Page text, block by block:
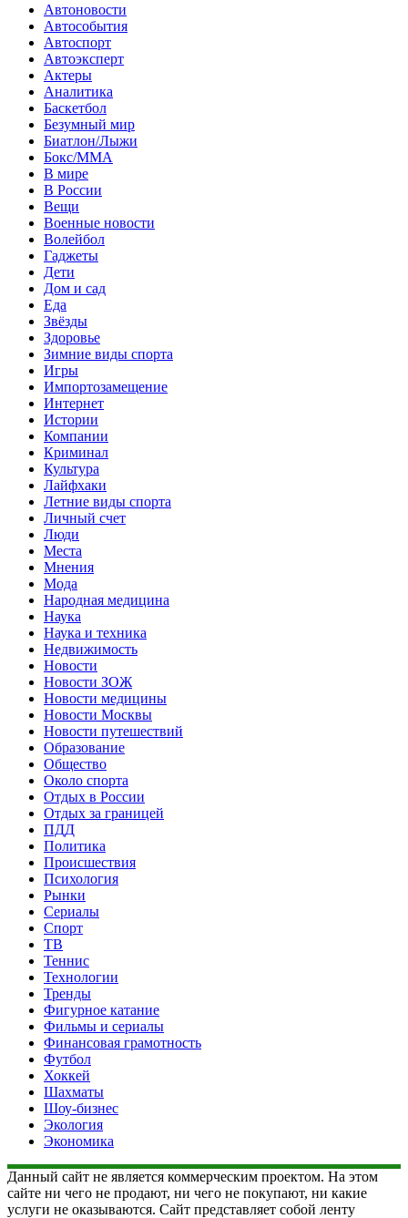
Автоновости
Автособытия
Автоспорт
Автоэксперт
Актеры
Аналитика
Баскетбол
Безумный мир
Биатлон/Лыжи
Бокс/MMA
В мире
В России
Вещи
Военные новости
Волейбол
Гаджеты
Дети
Дом и сад
Еда
Звёзды
Здоровье
Зимние виды спорта
Игры
Импортозамещение
Интернет
Истории
Компании
Криминал
Культура
Лайфхаки
Летние виды спорта
Личный счет
Люди
Места
Мнения
Мода
Народная медицина
Наука
Наука и техника
Недвижимость
Новости
Новости ЗОЖ
Новости медицины
Новости Москвы
Новости путешествий
Образование
Общество
Около спорта
Отдых в России
Отдых за границей
ПДД
Политика
Происшествия
Психология
Рынки
Сериалы
Спорт
ТВ
Теннис
Технологии
Тренды
Фигурное катание
Фильмы и сериалы
Финансовая грамотность
Футбол
Хоккей
Шахматы
Шоу-бизнес
Экология
Экономика
Данный сайт не является коммерческим проектом. На этом
сайте ни чего не продают, ни чего не покупают, ни какие
услуги не оказываются. Сайт представляет собой ленту